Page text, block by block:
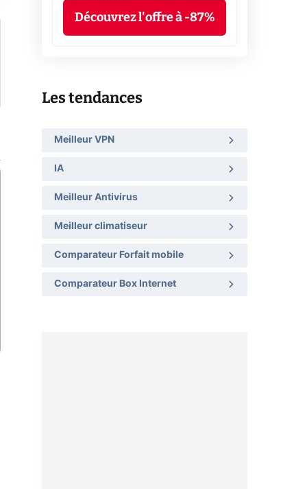
Découvrez l'offre à -87%
Les tendances
Meilleur VPN
IA
Meilleur Antivirus
Meilleur climatiseur
Comparateur Forfait mobile
Comparateur Box Internet